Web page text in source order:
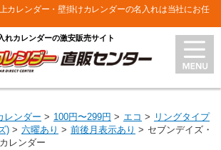
カレンダー・壁掛けカレンダーの名入れは当社にお任
れカレンダーの激安販売サイト
レンダー 100円〜299円 エコ
リングタイプ
)
六曜あり 前後月表示あり
セブンデイズ・
レンダー